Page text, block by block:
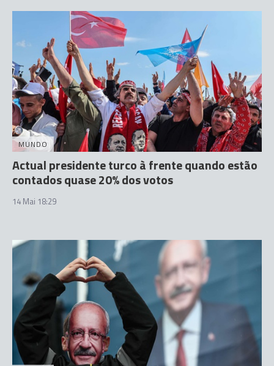
MUNDO
Actual presidente turco à frente quando estão
contados quase 20% dos votos
14 Mai 18:29